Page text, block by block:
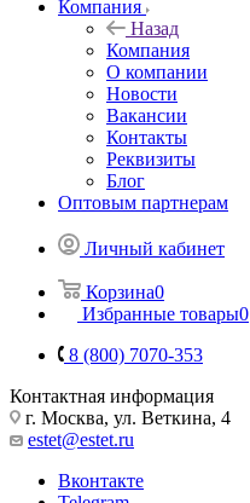
Компания
Назад
Компания
О компании
Новости
Вакансии
Контакты
Реквизиты
Блог
Оптовым партнерам
Личный кабинет
Корзина0
Избранные товары0
8 (800) 7070-353
Контактная информация
г. Москва, ул. Веткина, 4
estet@estet.ru
Вконтакте